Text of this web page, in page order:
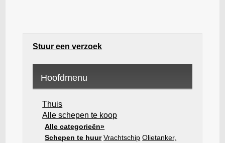
Stuur een verzoek
Hoofdmenu
Thuis
Alle schepen te koop
Alle categorieën»
Schepen te huur Vrachtschip Olietanker,